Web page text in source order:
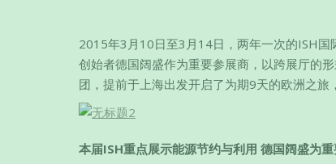
2015年3月10日至3月14日，两年一次的ISH国
创始者德国阔盛作为重要参展商，以跨展厅的
团，提前于上海出发开启了为期9天的欧洲之旅
本届ISH重点展示能源节约与利用 德国阔盛为